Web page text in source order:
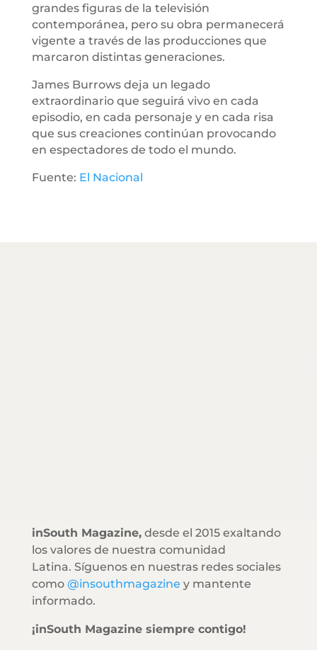
grandes figuras de la televisión
contemporánea, pero su obra permanecerá
vigente a través de las producciones que
marcaron distintas generaciones.
James Burrows deja un legado
extraordinario que seguirá vivo en cada
episodio, en cada personaje y en cada risa
que sus creaciones continúan provocando
en espectadores de todo el mundo.
Fuente: El Nacional
inSouth Magazine,desde el 2015 exaltando
los valores de nuestra comunidad
Latina. Síguenos en nuestras redes sociales
como @insouthmagazine y mantente
informado.
¡inSouth Magazine siempre contigo!